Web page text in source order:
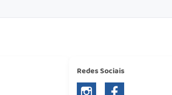
Redes Sociais